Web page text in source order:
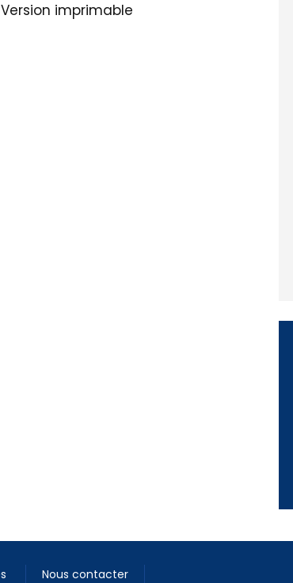
Version imprimable